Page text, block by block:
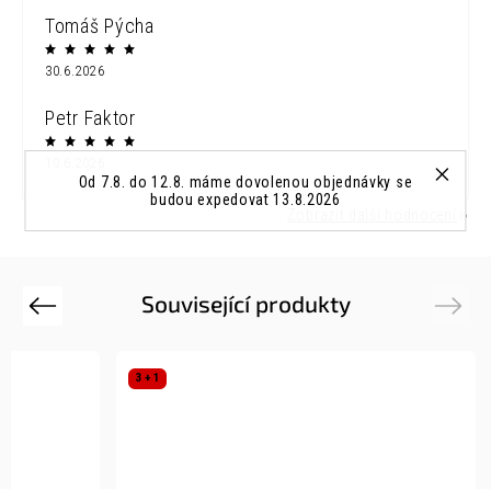
Od 7.8. do 12.8. máme dovolenou objednávky se
budou expedovat 13.8.2026
Tomáš Pýcha
30.6.2026
Petr Faktor
Související produkty
Previous
3 + 1
Next